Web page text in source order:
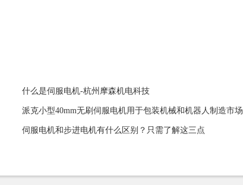
什么是伺服电机-杭州摩森机电科技
派克小型40mm无刷伺服电机用于包装机械和机器人制造市场
伺服电机和步进电机有什么区别？只需了解这三点